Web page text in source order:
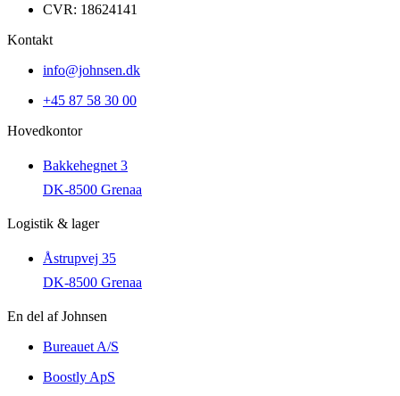
CVR: 18624141
Kontakt
info@johnsen.dk
+45 87 58 30 00
Hovedkontor
Bakkehegnet 3
DK-8500 Grenaa
Logistik & lager
Åstrupvej 35
DK-8500 Grenaa
En del af Johnsen
Bureauet A/S
Boostly ApS